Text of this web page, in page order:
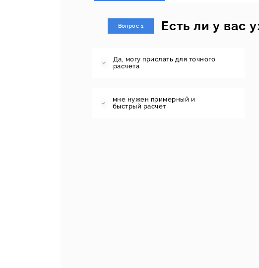
Вопрос 1 Есть ли у вас
Да, могу прислать для точного
расчета
мне нужен примерный и
быстрый расчет